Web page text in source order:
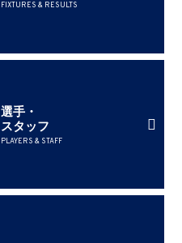
FIXTURES & RESULTS
選手・
スタッフ
PLAYERS & STAFF